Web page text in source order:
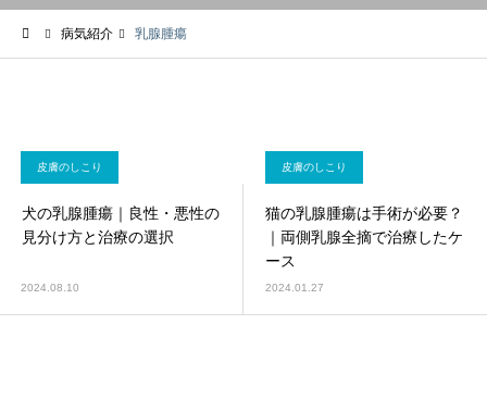
画像診断科 軟部外科
病気紹介 乳腺腫瘍
皮膚のしこり
犬の乳腺腫瘍｜良性・悪性の
見分け方と治療の選択
2024.08.10
皮膚のしこり
猫の乳腺腫瘍は手術が必要？
｜両側乳腺全摘で治療したケ
ース
2024.01.27